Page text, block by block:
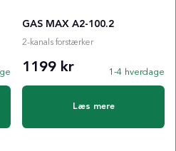
GAS MAX A2-100.2
2-kanals forstærker
1199 kr 1-4 hverdage
Læs mere